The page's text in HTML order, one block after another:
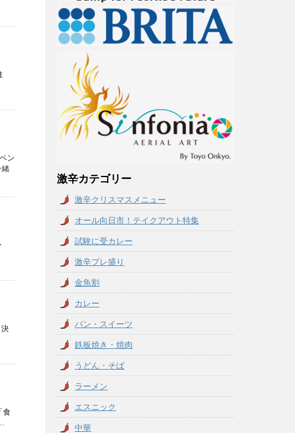
ン
緒
食
激辛カテゴリー
激辛クリスマスメニュー
オール向日市！テイクアウト特集
試験に受カレー
激辛プレ盛り
金魚割
カレー
パン・スイーツ
鉄板焼き・焼肉
うどん・そば
ラーメン
エスニック
中華